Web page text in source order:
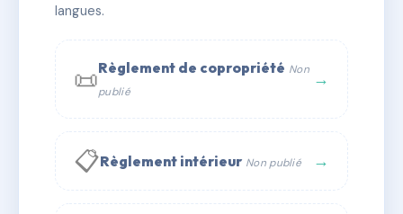
⚠ IMMATRICULEE_RATTACHEMENT_EXPIRE
📞 Contacter Syndic Digital 💬 WhatsApp
✉ Email
langues.
📜Règlement de copropriété Non
publié
→
📋Règlement intérieur Non publié →